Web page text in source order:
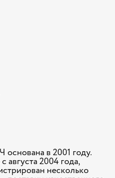
в 2001 году.
августа 2004 года,
несколько